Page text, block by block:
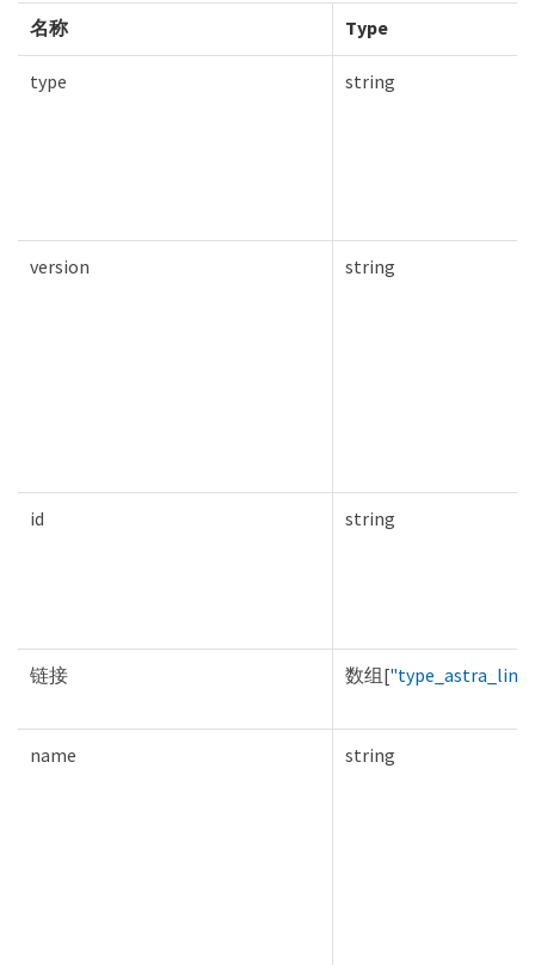
名称 Type
type string
version string
id string
链接 数组["type_astra_link"
name string